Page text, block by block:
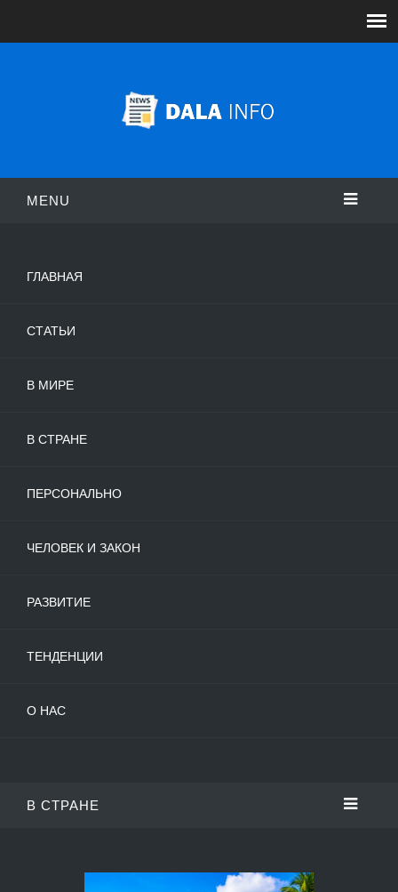
MENU
ГЛАВНАЯ
СТАТЬИ
В МИРЕ
В СТРАНЕ
ПЕРСОНАЛЬНО
ЧЕЛОВЕК И ЗАКОН
РАЗВИТИЕ
ТЕНДЕНЦИИ
О НАС
В СТРАНЕ